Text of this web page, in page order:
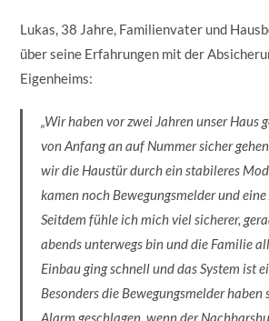
Lukas, 38 Jahre, Familienvater und
über seine Erfahrungen mit der
Eigenheims:
„Wir haben vor zwei Jahren unser
von Anfang an auf Nummer sicher
wir die Haustür durch ein stabileres
kamen noch Bewegungsmelder und
Seitdem fühle ich mich viel sicherer,
abends unterwegs bin und die Familie
Einbau ging schnell und das System ist
Besonders die Bewegungsmelder
Alarm geschlagen, wenn der